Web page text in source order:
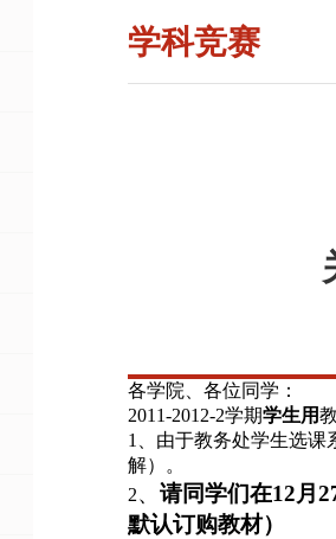
学科竞赛
各学院、各位同学：
2011-2012-2学期学生用
1
、由于教务处学生选
解）。
2、 请同学们在12月
默认订购教材）